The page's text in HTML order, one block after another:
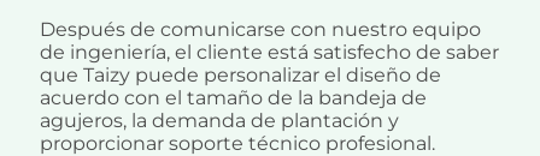
Después de comunicarse con nuestro equipo
de ingeniería, el cliente está satisfecho de saber
que Taizy puede personalizar el diseño de
acuerdo con el tamaño de la bandeja de
agujeros, la demanda de plantación y
proporcionar soporte técnico profesional.